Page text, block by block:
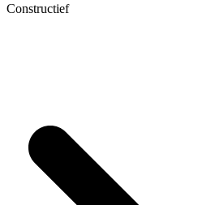
Constructief